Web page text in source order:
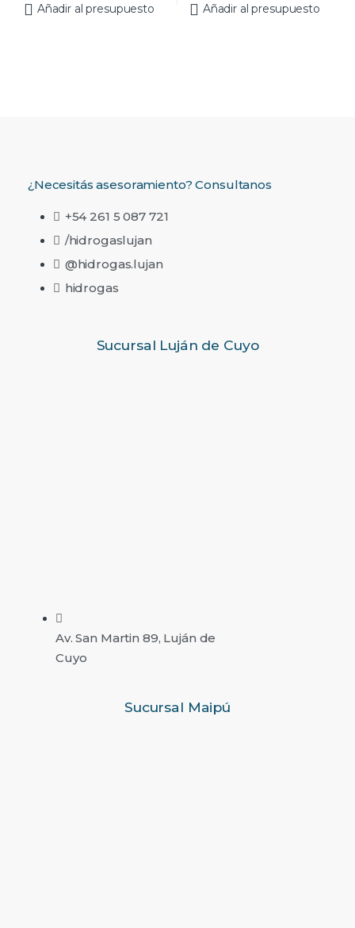
Añadir al presupuesto Añadir al presupuesto
¿Necesitás asesoramiento? Consultanos
+54 261 5 087 721
/hidrogaslujan
@hidrogas.lujan
hidrogas
Sucursal Luján de Cuyo
Av. San Martin 89, Luján de
Cuyo
Sucursal Maipú